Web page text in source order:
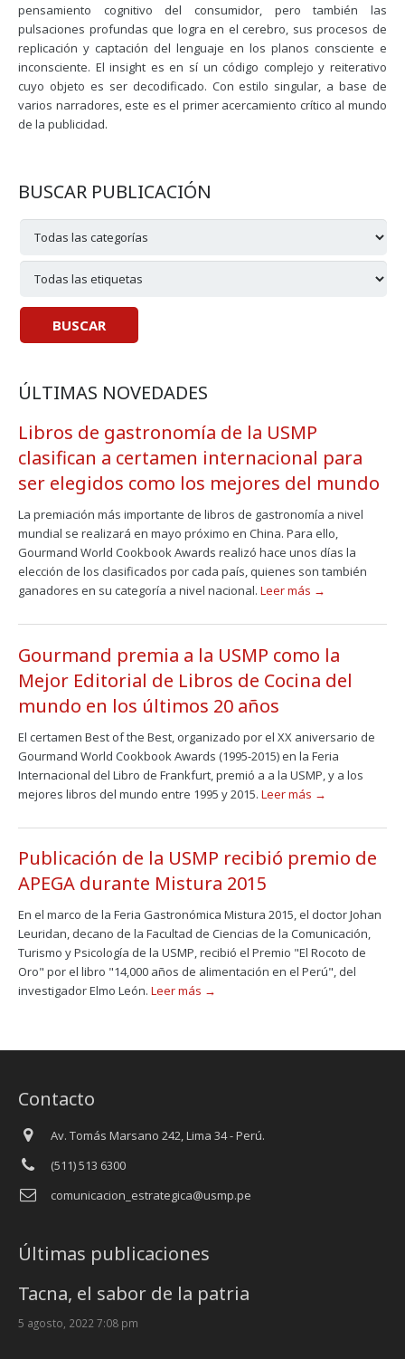
pensamiento cognitivo del consumidor, pero también las
pulsaciones profundas que logra en el cerebro, sus procesos de
replicación y captación del lenguaje en los planos consciente e
inconsciente. El insight es en sí un código complejo y reiterativo
cuyo objeto es ser decodificado. Con estilo singular, a base de
varios narradores, este es el primer acercamiento crítico al mundo
de la publicidad.
BUSCAR PUBLICACIÓN
ÚLTIMAS NOVEDADES
Libros de gastronomía de la USMP
clasifican a certamen internacional para
ser elegidos como los mejores del mundo
La premiación más importante de libros de gastronomía a nivel
mundial se realizará en mayo próximo en China. Para ello,
Gourmand World Cookbook Awards realizó hace unos días la
elección de los clasificados por cada país, quienes son también
ganadores en su categoría a nivel nacional. Leer más →
Gourmand premia a la USMP como la
Mejor Editorial de Libros de Cocina del
mundo en los últimos 20 años
El certamen Best of the Best, organizado por el XX aniversario de
Gourmand World Cookbook Awards (1995-2015) en la Feria
Internacional del Libro de Frankfurt, premió a a la USMP, y a los
mejores libros del mundo entre 1995 y 2015. Leer más →
Publicación de la USMP recibió premio de
APEGA durante Mistura 2015
En el marco de la Feria Gastronómica Mistura 2015, el doctor Johan
Leuridan, decano de la Facultad de Ciencias de la Comunicación,
Turismo y Psicología de la USMP, recibió el Premio "El Rocoto de
Oro" por el libro "14,000 años de alimentación en el Perú", del
investigador Elmo León. Leer más →
Contacto
Av. Tomás Marsano 242, Lima 34 - Perú.
(511) 513 6300
comunicacion_estrategica@usmp.pe
Últimas publicaciones
Tacna, el sabor de la patria
5 agosto, 2022 7:08 pm